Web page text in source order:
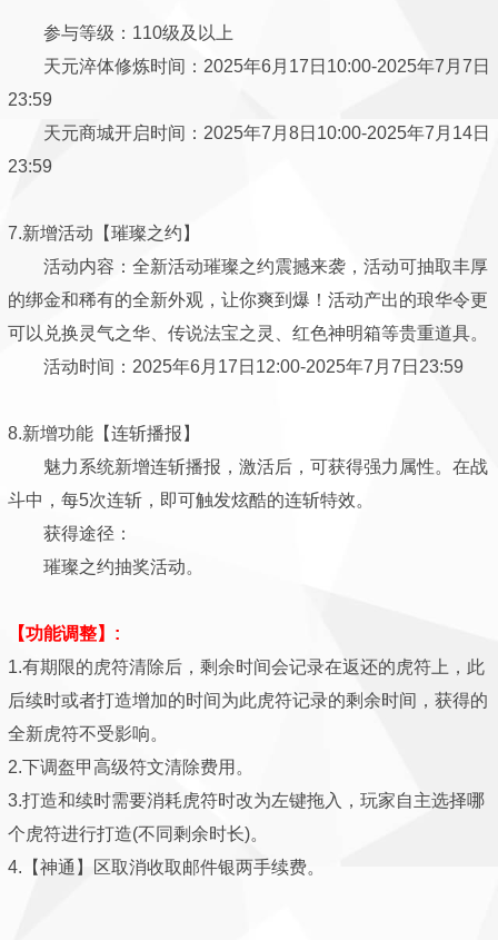
参与等级：110级及以上
天元淬体修炼时间：2025年6月17日10:00-2025年7月7日
23:59
天元商城开启时间：2025年7月8日10:00-2025年7月14日
23:59
7.新增活动【璀璨之约】
活动内容：全新活动璀璨之约震撼来袭，活动可抽取丰厚
的绑金和稀有的全新外观，让你爽到爆！活动产出的琅华令更
可以兑换灵气之华、传说法宝之灵、红色神明箱等贵重道具。
活动时间：2025年6月17日12:00-2025年7月7日23:59
8.新增功能【连斩播报】
魅力系统新增连斩播报，激活后，可获得强力属性。在战
斗中，每5次连斩，即可触发炫酷的连斩特效。
获得途径：
璀璨之约抽奖活动。
【功能调整】:
1.有期限的虎符清除后，剩余时间会记录在返还的虎符上，此
后续时或者打造增加的时间为此虎符记录的剩余时间，获得的
全新虎符不受影响。
2.下调盔甲高级符文清除费用。
3.打造和续时需要消耗虎符时改为左键拖入，玩家自主选择哪
个虎符进行打造(不同剩余时长)。
4.【神通】区取消收取邮件银两手续费。